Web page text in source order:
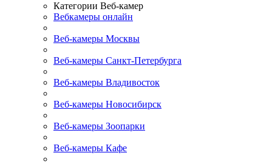
Категории Веб-камер
Вебкамеры онлайн
Веб-камеры Москвы
Веб-камеры Санкт-Петербурга
Веб-камеры Владивосток
Веб-камеры Новосибирск
Веб-камеры Зоопарки
Веб-камеры Кафе